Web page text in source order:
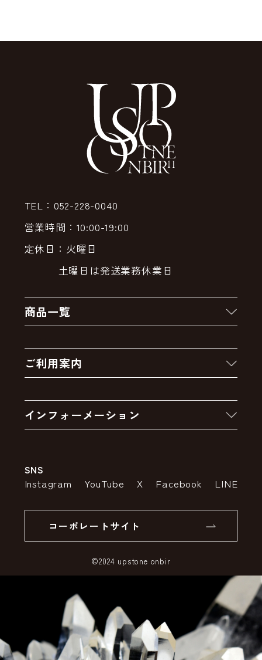
TEL：052-228-0040
営業時間：10:00-19:00
定休日：火曜日
土曜日は発送業務休業日
商品一覧
クーポン
卸販売・大量注文
アウトレットセール
ご利用案内
お支払いについて
インフォーメーション
特定商取引法の表示
SSLサーバー証明書とは
SNS
Instagram YouTube X Facebook LINE
コーポレートサイト
©2024 upstone onbir